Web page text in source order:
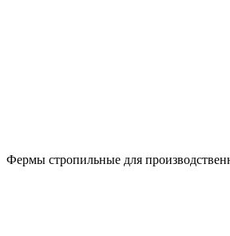
Фермы стропильные для